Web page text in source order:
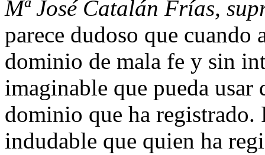
Mª José Catalán Frías,
parece dudoso que
dominio de mala fe y sin
imaginable que pueda usar
dominio que ha registrado.
indudable que quien ha